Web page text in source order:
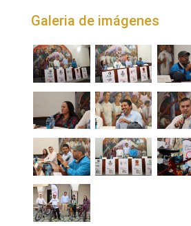
Galeria de imágenes